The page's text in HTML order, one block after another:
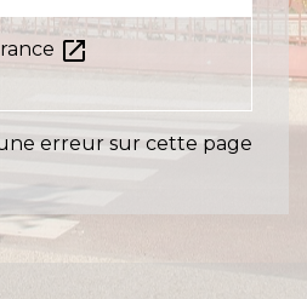
open_in_new
erreur sur cette page